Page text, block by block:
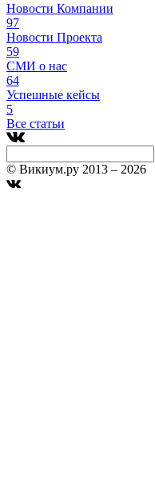
Новости Компании
97
Новости Проекта
59
СМИ о нас
64
Успешные кейсы
5
Все статьи
© Викиум.ру 2013 – 2026